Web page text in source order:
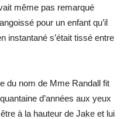
même pas remarqué
pour un enfant qu’il
instantané s’était tissé entre
du nom de Mme Randall fit
d’années aux yeux
à la hauteur de Jake et lui